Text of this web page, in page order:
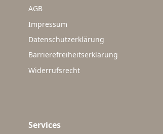
AGB
Impressum
Datenschutzerklärung
Barrierefreiheitserklärung
Widerrufsrecht
Services